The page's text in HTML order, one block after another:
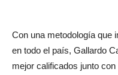
Con una metodología que
en todo el país, Gallardo
mejor calificados junto